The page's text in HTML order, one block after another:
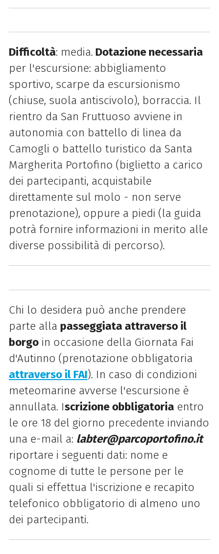
Difficoltà: media. Dotazione necessaria
per l'escursione: abbigliamento
sportivo, scarpe da escursionismo
(chiuse, suola antiscivolo), borraccia. Il
rientro da San Fruttuoso avviene in
autonomia con battello di linea da
Camogli o battello turistico da Santa
Margherita Portofino (biglietto a carico
dei partecipanti, acquistabile
direttamente sul molo - non serve
prenotazione), oppure a piedi (la guida
potrà fornire informazioni in merito alle
diverse possibilità di percorso).
Chi lo desidera può anche prendere
parte alla passeggiata attraverso il
borgoin occasione della Giornata Fai
d'Autinno (prenotazione obbligatoria
attraverso il FAI). In caso di condizioni
meteomarine avverse l'escursione è
annullata. Iscrizione obbligatoriaentro
le ore 18 del giorno precedente inviando
una e-mail a: labter@parcoportofino.it
riportare i seguenti dati: nome e
cognome di tutte le persone per le
quali si effettua l'iscrizione e recapito
telefonico obbligatorio di almeno uno
dei partecipanti.